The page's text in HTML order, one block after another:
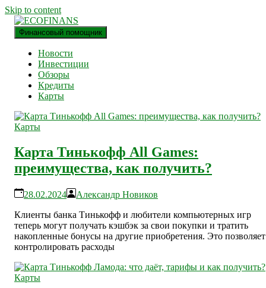
Skip to content
ECOFINANS
финансовый блог
Финансовый помощник
Новости
Инвестиции
Обзоры
Кредиты
Карты
Карты
Карта Тинькофф All Games:
преимущества, как получить?
28.02.2024
Александр Новиков
Клиенты банка Тинькофф и любители компьютерных игр
теперь могут получать кэшбэк за свои покупки и тратить
накопленные бонусы на другие приобретения. Это позволяет
контролировать расходы
Карты